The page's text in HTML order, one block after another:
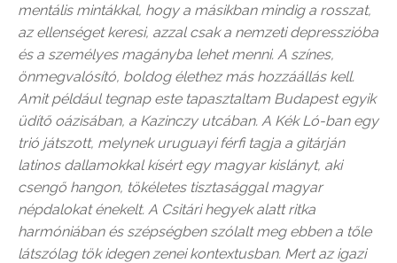
mentális mintákkal, hogy a másikban mindig a rosszat,
az ellenséget keresi, azzal csak a nemzeti depresszióba
és a személyes magányba lehet menni. A színes,
önmegvalósító, boldog élethez más hozzáállás kell.
Amit például tegnap este tapasztaltam Budapest egyik
üdítő oázisában, a Kazinczy utcában. A Kék Ló-ban egy
trió játszott, melynek uruguayi férfi tagja a gitárján
latinos dallamokkal kísért egy magyar kislányt, aki
csengő hangon, tökéletes tisztasággal magyar
népdalokat énekelt. A Csitári hegyek alatt ritka
harmóniában és szépségben szólalt meg ebben a tőle
látszólag tök idegen zenei kontextusban. Mert az igazi